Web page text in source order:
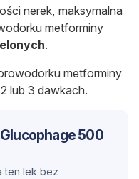
nerek, maksymalna
metforminy
.
metforminy
lub 3 dawkach.
500
ten lek bez